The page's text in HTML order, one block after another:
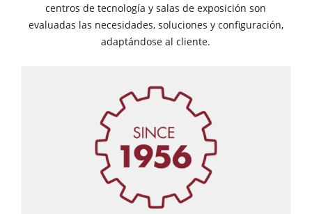
centros de tecnología y salas de exposición son
evaluadas las necesidades, soluciones y configuración,
adaptándose al cliente.